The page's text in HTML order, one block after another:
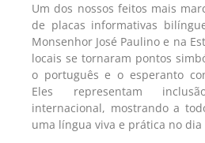
Um dos nossos feitos mais
de placas informativas
Monsenhor José Paulino e na
locais se tornaram pontos
o português e o esperanto
Eles representam
internacional, mostrando a
uma língua viva e prática no dia